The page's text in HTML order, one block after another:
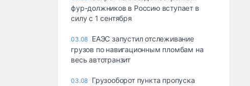
фур-должников в Россию вступает в
силу с 1 сентября
03.08 ЕАЭС запустил отслеживание
грузов по навигационным пломбам на
весь автотранзит
03.08 Грузооборот пункта пропуска